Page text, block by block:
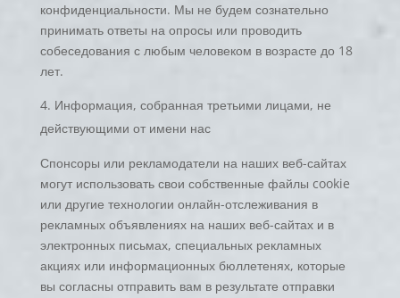
конфиденциальности. Мы не будем сознательно
принимать ответы на опросы или проводить
собеседования с любым человеком в возрасте до 18
лет.
Информация, собранная третьими лицами, не
действующими от имени нас
Спонсоры или рекламодатели на наших веб-сайтах
могут использовать свои собственные файлы cookie
или другие технологии онлайн-отслеживания в
рекламных объявлениях на наших веб-сайтах и в
электронных письмах, специальных рекламных
акциях или информационных бюллетенях, которые
вы согласны отправить вам в результате отправки